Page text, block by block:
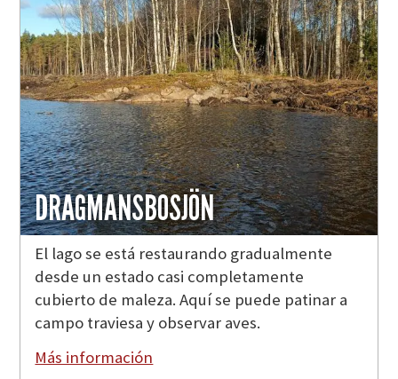
DRAGMANSBOSJÖN
El lago se está restaurando gradualmente
desde un estado casi completamente
cubierto de maleza. Aquí se puede patinar a
campo traviesa y observar aves.
Más información